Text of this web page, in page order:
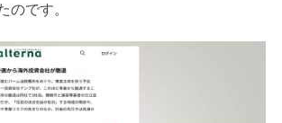
のです。